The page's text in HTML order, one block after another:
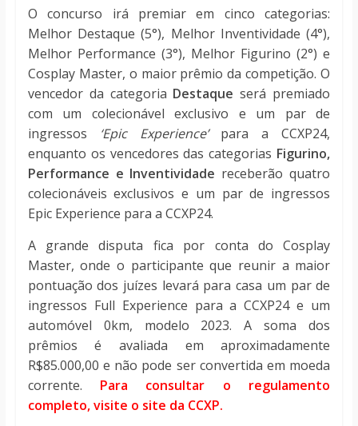
O concurso irá premiar em cinco categorias:
Melhor Destaque (5°), Melhor Inventividade (4°),
Melhor Performance (3°), Melhor Figurino (2°) e
Cosplay Master, o maior prêmio da competição. O
vencedor da categoria Destaque será premiado
com um colecionável exclusivo e um par de
ingressos
‘Epic Experience’para a CCXP24,
enquanto os vencedores das categorias Figurino,
Performance e Inventividade receberão quatro
colecionáveis exclusivos e um par de ingressos
Epic Experience para a CCXP24.
A grande disputa fica por conta do Cosplay
Master, onde o participante que reunir a maior
pontuação dos juízes levará para casa um par de
ingressos Full Experience para a CCXP24 e um
automóvel 0km, modelo 2023. A soma dos
prêmios é avaliada em aproximadamente
R$85.000,00 e não pode ser convertida em moeda
corrente. Para consultar o regulamento
completo, visite o site da CCXP.